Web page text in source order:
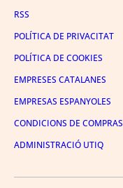
RSS
POLÍTICA DE PRIVACITAT
POLÍTICA DE COOKIES
EMPRESES CATALANES
EMPRESAS ESPANYOLES
CONDICIONS DE COMPRAS
ADMINISTRACIÓ UTIQ